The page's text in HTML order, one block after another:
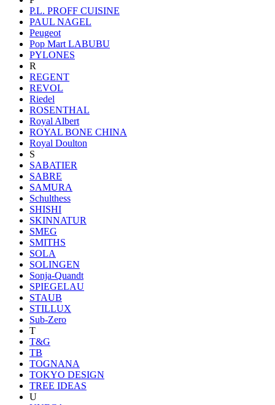
P.L. PROFF CUISINE
PAUL NAGEL
Peugeot
Pop Mart LABUBU
PYLONES
R
REGENT
REVOL
Riedel
ROSENTHAL
Royal Albert
ROYAL BONE CHINA
Royal Doulton
S
SABATIER
SABRE
SAMURA
Schulthess
SHISHI
SKINNATUR
SMEG
SMITHS
SOLA
SOLINGEN
Sonja-Quandt
SPIEGELAU
STAUB
STILLUX
Sub-Zero
T
T&G
TB
TOGNANA
TOKYO DESIGN
TREE IDEAS
U